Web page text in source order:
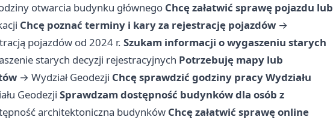
otwarcia budynku głównego Chcę załatwić sprawę pojazdu lub
Chcę poznać terminy i kary za rejestrację pojazdów →
pojazdów od 2024 r. Szukam informacji o wygaszeniu starych
starych decyzji rejestracyjnych Potrzebuję mapy lub
→ Wydział Geodezji Chcę sprawdzić godziny pracy Wydziału
Geodezji Sprawdzam dostępność budynków dla osób z
architektoniczna budynków Chcę załatwić sprawę online